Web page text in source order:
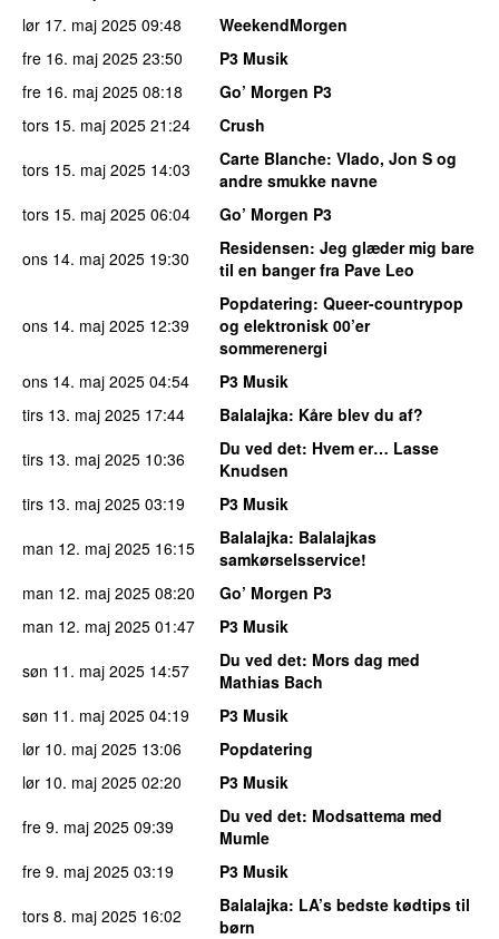
lør 17. maj 2025 09:48
WeekendMorgen
fre 16. maj 2025 23:50
P3 Musik
fre 16. maj 2025 08:18
Go’ Morgen P3
tors 15. maj 2025 21:24
Crush
tors 15. maj 2025 14:03 Carte Blanche: Vlado, Jon S og
andre smukke navne
tors 15. maj 2025 06:04
Go’ Morgen P3
ons 14. maj 2025 19:30 Residensen: Jeg glæder mig bare
til en banger fra Pave Leo
ons 14. maj 2025 12:39
Popdatering: Queer-countrypop
og elektronisk 00’er
sommerenergi
ons 14. maj 2025 04:54
P3 Musik
tirs 13. maj 2025 17:44 Balalajka: Kåre blev du af?
tirs 13. maj 2025 10:36 Du ved det: Hvem er… Lasse
Knudsen
tirs 13. maj 2025 03:19
P3 Musik
man 12. maj 2025 16:15 Balalajka: Balalajkas
samkørselsservice!
man 12. maj 2025 08:20
Go’ Morgen P3
man 12. maj 2025 01:47
P3 Musik
søn 11. maj 2025 14:57 Du ved det: Mors dag med
Mathias Bach
søn 11. maj 2025 04:19
P3 Musik
lør 10. maj 2025 13:06
Popdatering
lør 10. maj 2025 02:20
P3 Musik
fre 9. maj 2025 09:39 Du ved det: Modsattema med
Mumle
fre 9. maj 2025 03:19
P3 Musik
tors 8. maj 2025 16:02 Balalajka: LA’s bedste kødtips til
børn